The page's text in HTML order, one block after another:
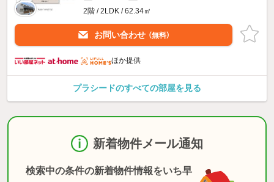
2階 / 2LDK / 62.34㎡
お問い合わせ （無料）
ほか提供
プラシードのすべての部屋を見る
新着物件メール通知
検索中の条件の新着物件情報をいち早